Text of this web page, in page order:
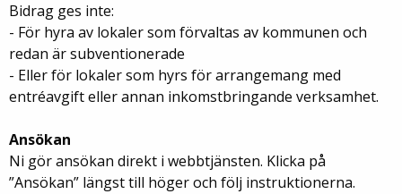
Bidrag ges inte:
- För hyra av lokaler som förvaltas av kommunen och
redan är subventionerade
- Eller för lokaler som hyrs för arrangemang med
entréavgift eller annan inkomstbringande verksamhet.
Ansökan
Ni gör ansökan direkt i webbtjänsten. Klicka på
”Ansökan” längst till höger och följ instruktionerna.